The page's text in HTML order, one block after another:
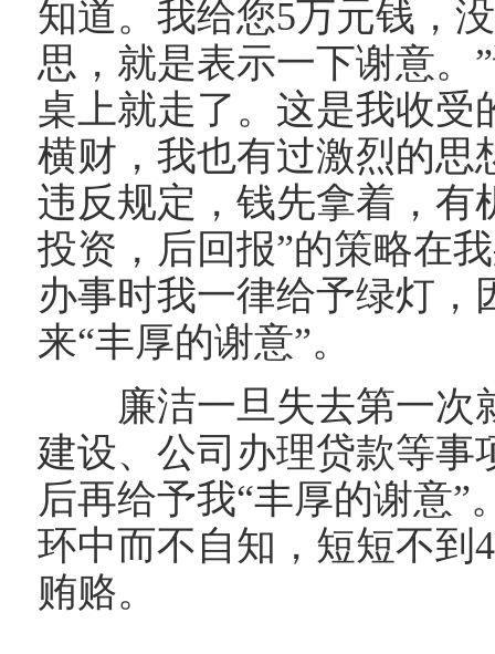
知道。我给您5万元钱，
思，就是表示一下谢意。 ”
桌上就走了。这是我收受
横财，我也有过激烈的思
违反规定，钱先拿着，有
投资，后回报”的策略在
办事时我一律给予绿灯
来“丰厚的谢意”。
廉洁一旦失去第一次
建设、公司办理贷款等事
后再给予我“丰厚的谢意”
环中而不自知，短短不到4
贿赂。